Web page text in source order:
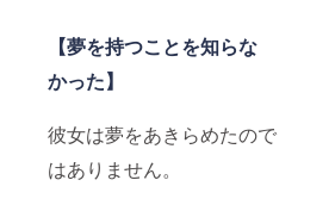
【夢を持つことを知らな
かった】
彼女は夢をあきらめたので
はありません。